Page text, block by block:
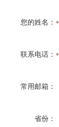
您的姓名：
联系电话：
常用邮箱：
省份：